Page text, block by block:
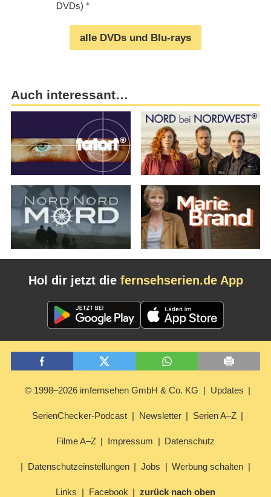
DVDs)
alle DVDs und Blu-rays
Auch interessant…
Hol dir jetzt die fernsehserien.de App
© 1998–2026 imfernsehen GmbH & Co. KG Updates
SerienChecker-Podcast Newsletter Serien A–Z
Filme A–Z Impressum Datenschutz
Datenschutzeinstellungen Jobs Werbung schalten
Links Facebook zurück nach oben